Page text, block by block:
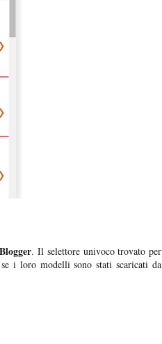
. Il selettore univoco trovato per
i loro modelli sono stati scaricati da